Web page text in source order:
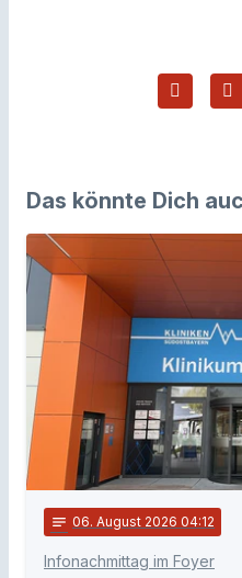
Das könnte Dich
notes 06. August 2026 04:12
Infonachmittag im Foyer